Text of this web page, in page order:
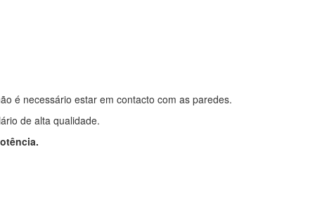
é necessário estar em contacto com as paredes.
de alta qualidade.